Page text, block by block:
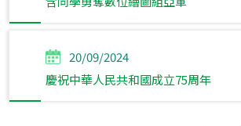
20/09/2024
慶祝中華人民共和國成立75周年